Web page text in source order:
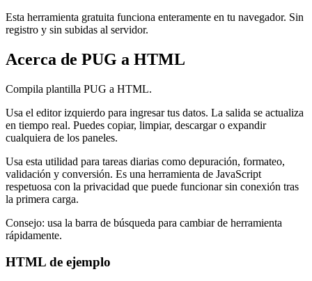
Esta herramienta gratuita funciona enteramente en tu navegador. Sin
registro y sin subidas al servidor.
Acerca de PUG a HTML
Compila plantilla PUG a HTML.
Usa el editor izquierdo para ingresar tus datos. La salida se actualiza
en tiempo real. Puedes copiar, limpiar, descargar o expandir
cualquiera de los paneles.
Usa esta utilidad para tareas diarias como depuración, formateo,
validación y conversión. Es una herramienta de JavaScript
respetuosa con la privacidad que puede funcionar sin conexión tras
la primera carga.
Consejo: usa la barra de búsqueda para cambiar de herramienta
rápidamente.
HTML de ejemplo